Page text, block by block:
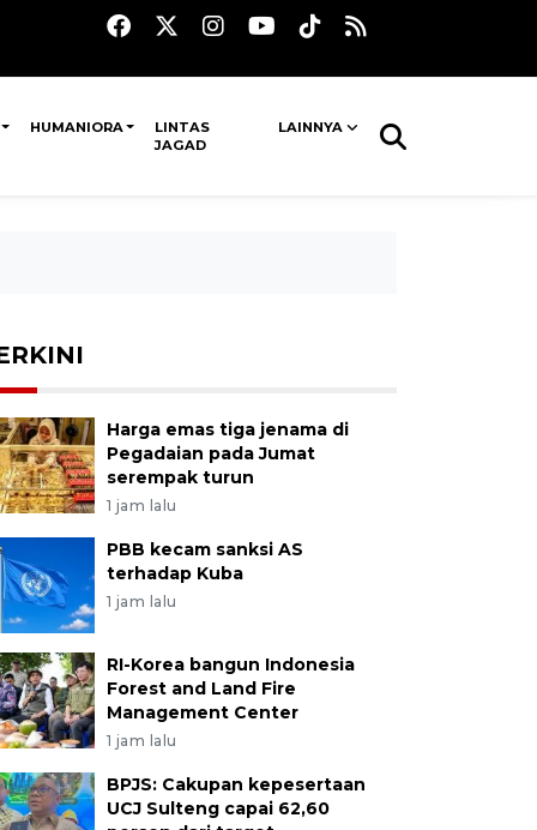
HUMANIORA
LINTAS
JAGAD
LAINNYA
Harga emas tiga jenama di
Pegadaian pada Jumat
serempak turun
1 jam lalu
PBB kecam sanksi AS
terhadap Kuba
1 jam lalu
RI-Korea bangun Indonesia
Forest and Land Fire
Management Center
1 jam lalu
BPJS: Cakupan kepesertaan
UCJ Sulteng capai 62,60